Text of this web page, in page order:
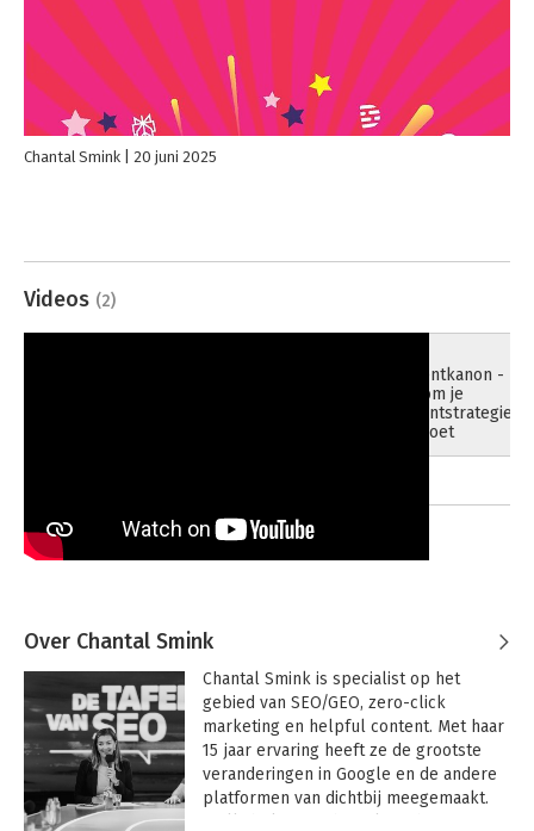
Chantal Smink 20 juni 2025
Videos (2)
Contentkanon -
waarom je
contentstrategie
om moet
Over Chantal Smink
Chantal Smink is specialist op het
gebied van SEO/GEO, zero-click
marketing en helpful content. Met haar
15 jaar ervaring heeft ze de grootste
veranderingen in Google en de andere
platformen van dichtbij meegemaakt.